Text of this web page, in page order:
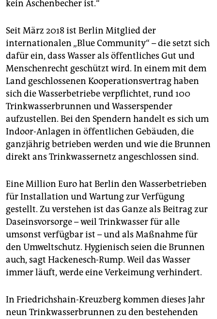
kein Aschenbecher ist.“
Seit März 2018 ist Berlin Mitglied der
internationalen „Blue Community“ – die setzt sich
dafür ein, dass Wasser als öffentliches Gut und
Menschenrecht geschützt wird. In einem mit dem
Land geschlossenen Kooperationsvertrag haben
sich die Wasserbetriebe verpflichtet, rund 100
Trinkwasserbrunnen und Wasserspender
aufzustellen. Bei den Spendern handelt es sich um
Indoor-Anlagen in öffentlichen Gebäuden, die
ganzjährig betrieben werden und wie die Brunnen
direkt ans Trinkwassernetz angeschlossen sind.
Eine Million Euro hat Berlin den Wasserbetrieben
für Installation und Wartung zur Verfügung
gestellt. Zu verstehen ist das Ganze als Beitrag zur
Daseinsvorsorge – weil Trinkwasser für alle
umsonst verfügbar ist – und als Maßnahme für
den Umweltschutz. Hygienisch seien die Brunnen
auch, sagt Hackenesch-Rump. Weil das Wasser
immer läuft, werde eine Verkeimung verhindert.
In Friedrichshain-Kreuzberg kommen dieses Jahr
neun Trinkwasserbrunnen zu den bestehenden